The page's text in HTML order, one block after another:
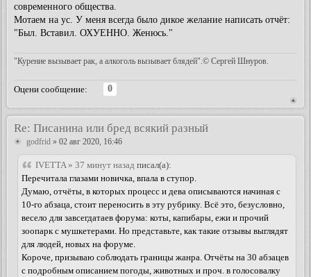
современного общества.
Мотаем на ус. У меня всегда было дикое желание написать отчёт:
"Был. Вставил. ОХУЕННО. Женюсь."
"Курение вызывает рак, а алкоголь вызывает блядей".© Сергей Шнуров.
Оцени сообщение:
0
Re: Писанина или бред всякий разный
godfrid » 02 авг 2020, 16:46
IVETTA » 37 минут назад писал(а):
Перечитала глазами новичка, впала в ступор.
Думаю, отчёты, в которых процесс и дева описываются начиная с
10-го абзаца, стоит переносить в эту рубрику. Всё это, безусловно,
весело для завсегдатаев форума: коты, капибары, ежи и прочий
зоопарк с мушкетерами. Но представьте, как такие отзывы выглядят
для людей, новых на форуме.
Короче, призываю соблюдать границы жанра. Отчёты на 30 абзацев
с подробным описанием погоды, животных и проч. в голосовалку